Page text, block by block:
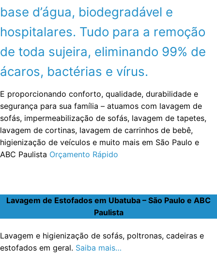
base d’água, biodegradável e
hospitalares. Tudo para a remoção
de toda sujeira, eliminando 99% de
ácaros, bactérias e vírus.
E proporcionando conforto, qualidade, durabilidade e
segurança para sua família – atuamos com lavagem de
sofás, impermeabilização de sofás, lavagem de tapetes,
lavagem de cortinas, lavagem de carrinhos de bebê,
higienização de veículos e muito mais em São Paulo e
ABC Paulista Orçamento Rápido
Lavagem de Estofados em Ubatuba – São Paulo e ABC
Paulista
Lavagem e higienização de sofás, poltronas, cadeiras e
estofados em geral. Saiba mais…